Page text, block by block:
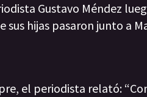
Gustavo Méndez
hijas pasaron junto a
el periodista relató: